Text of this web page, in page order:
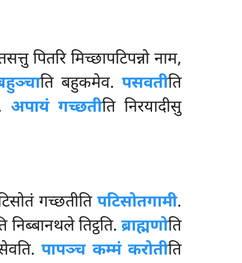
पितरि मिच्छापटिपन्नो नाम,
ति बहुकमेव.पसवतीति
अपायं गच्छतीति निरयादीसु
गच्छतीतिपटिसोतगामी.
निब्बानथले तिट्ठति.ब्राह्मणोति
पापञ्च कम्मं करोतीति